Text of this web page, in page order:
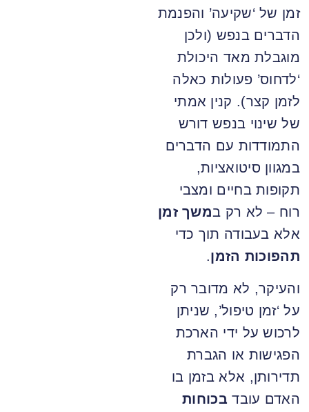
זמן של ‘שקיעה’ והפנמת
הדברים בנפש (ולכן
מוגבלת מאד היכולת
‘לדחוס’ פעולות כאלה
לזמן קצר). קנין אמתי
של שינוי בנפש דורש
התמודדות עם הדברים
במגוון סיטואציות,
תקופות בחיים ומצבי
רוח – לא רק במשך זמן
אלא בעבודה תוך כדי
תהפוכות הזמן.
והעיקר, לא מדובר רק
על ‘זמן טיפול’, שניתן
לרכוש על ידי הארכת
הפגישות או הגברת
תדירותן, אלא בזמן בו
האדם עובד בכוחות